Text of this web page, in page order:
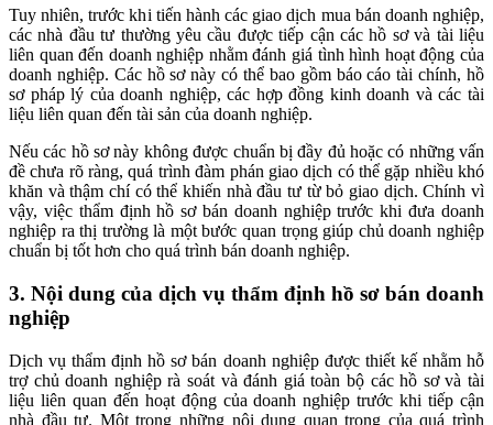
Tuy nhiên, trước khi tiến hành các giao dịch mua bán doanh nghiệp,
các nhà đầu tư thường yêu cầu được tiếp cận các hồ sơ và tài liệu
liên quan đến doanh nghiệp nhằm đánh giá tình hình hoạt động của
doanh nghiệp. Các hồ sơ này có thể bao gồm báo cáo tài chính, hồ
sơ pháp lý của doanh nghiệp, các hợp đồng kinh doanh và các tài
liệu liên quan đến tài sản của doanh nghiệp.
Nếu các hồ sơ này không được chuẩn bị đầy đủ hoặc có những vấn
đề chưa rõ ràng, quá trình đàm phán giao dịch có thể gặp nhiều khó
khăn và thậm chí có thể khiến nhà đầu tư từ bỏ giao dịch. Chính vì
vậy, việc thẩm định hồ sơ bán doanh nghiệp trước khi đưa doanh
nghiệp ra thị trường là một bước quan trọng giúp chủ doanh nghiệp
chuẩn bị tốt hơn cho quá trình bán doanh nghiệp.
3. Nội dung của dịch vụ thẩm định hồ sơ bán doanh
nghiệp
Dịch vụ thẩm định hồ sơ bán doanh nghiệp được thiết kế nhằm hỗ
trợ chủ doanh nghiệp rà soát và đánh giá toàn bộ các hồ sơ và tài
liệu liên quan đến hoạt động của doanh nghiệp trước khi tiếp cận
nhà đầu tư. Một trong những nội dung quan trọng của quá trình